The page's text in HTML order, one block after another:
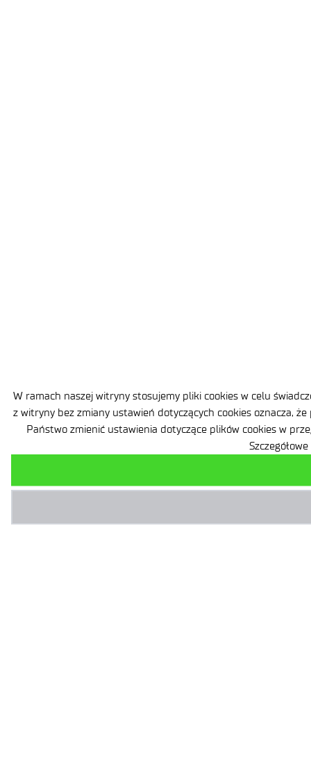
W ramach naszej witryny stosujemy pliki cookies w celu
z witryny bez zmiany ustawień dotyczących cookies oznacza,
Państwo zmienić ustawienia dotyczące plików cookies w